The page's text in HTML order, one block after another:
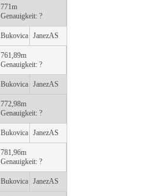
771m
Genauigkeit: ?
Bukovica JanezAS
761,89m
Genauigkeit: ?
Bukovica JanezAS
772,98m
Genauigkeit: ?
Bukovica JanezAS
781,96m
Genauigkeit: ?
Bukovica JanezAS